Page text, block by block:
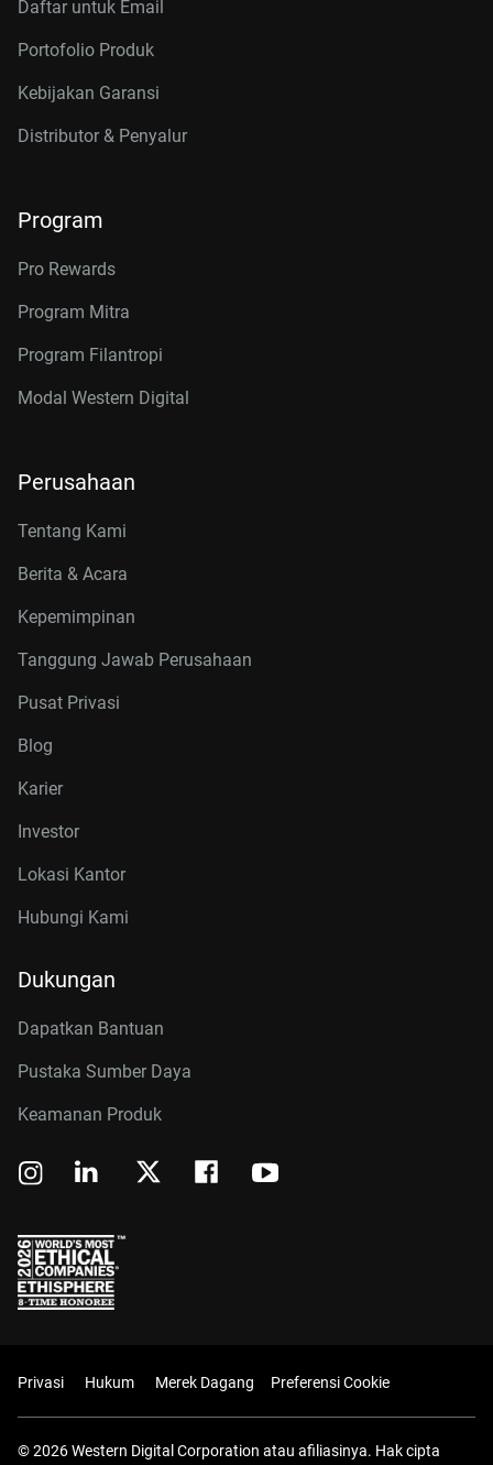
Daftar untuk Email
Portofolio Produk
Kebijakan Garansi
Distributor & Penyalur
Program
Pro Rewards
Program Mitra
Program Filantropi
Modal Western Digital
Perusahaan
Tentang Kami
Berita & Acara
Kepemimpinan
Tanggung Jawab Perusahaan
Pusat Privasi
Blog
Karier
Investor
Lokasi Kantor
Hubungi Kami
Dukungan
Dapatkan Bantuan
Pustaka Sumber Daya
Keamanan Produk
Privasi Hukum Merek Dagang Preferensi Cookie
© 2026 Western Digital Corporation atau afiliasinya. Hak cipta